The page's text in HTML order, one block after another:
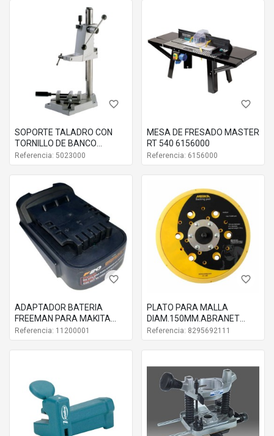
favorite_border
SOPORTE TALADRO CON
TORNILLO DE BANCO
5023000
Referencia: 5023000
favorite_border
MESA DE FRESADO MASTER
RT 540 6156000
Referencia: 6156000
favorite_border
ADAPTADOR BATERIA
FREEMAN PARA MAKITA
20V 2-4 AH
Referencia: 11200001
favorite_border
PLATO PARA MALLA
DIAM.150MM.ABRANET
8295692111
Referencia: 8295692111